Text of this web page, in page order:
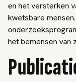
en het versterken
kwetsbare
het bemensen van